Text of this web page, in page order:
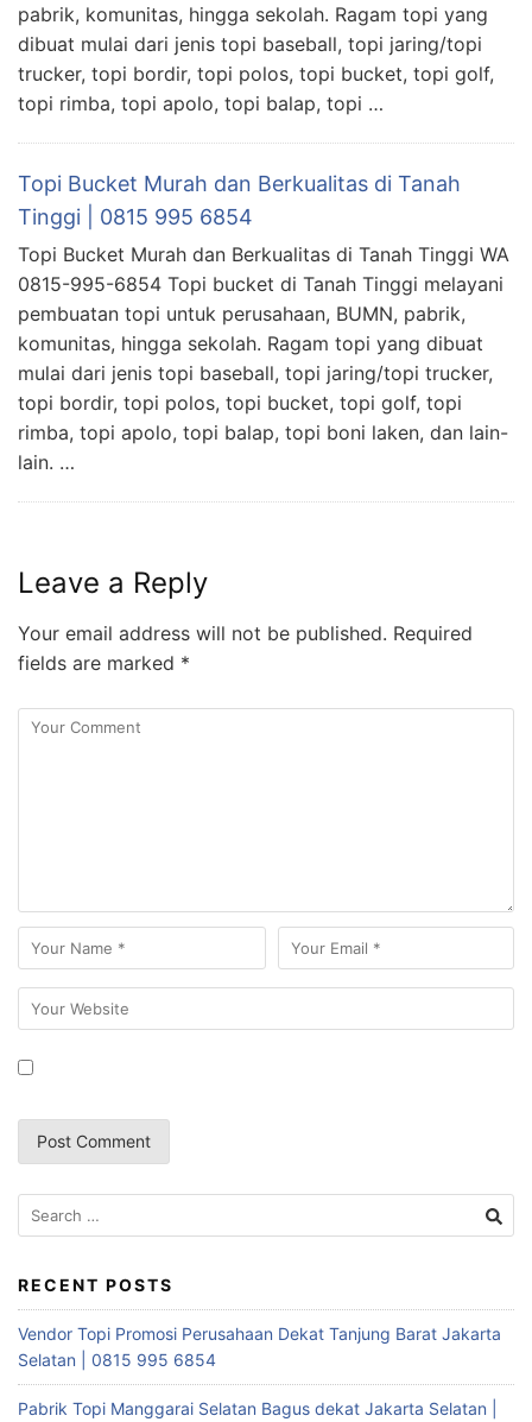
pabrik, komunitas, hingga sekolah. Ragam topi yang
dibuat mulai dari jenis topi baseball, topi jaring/topi
trucker, topi bordir, topi polos, topi bucket, topi golf,
topi rimba, topi apolo, topi balap, topi …
Topi Bucket Murah dan Berkualitas di Tanah
Tinggi | 0815 995 6854
Topi Bucket Murah dan Berkualitas di Tanah Tinggi WA
0815-995-6854 Topi bucket di Tanah Tinggi melayani
pembuatan topi untuk perusahaan, BUMN, pabrik,
komunitas, hingga sekolah. Ragam topi yang dibuat
mulai dari jenis topi baseball, topi jaring/topi trucker,
topi bordir, topi polos, topi bucket, topi golf, topi
rimba, topi apolo, topi balap, topi boni laken, dan lain-
lain. …
Leave a Reply
Your email address will not be published. Required
fields are marked *
Search
for:
RECENT POSTS
Vendor Topi Promosi Perusahaan Dekat Tanjung Barat Jakarta
Selatan | 0815 995 6854
Pabrik Topi Manggarai Selatan Bagus dekat Jakarta Selatan |